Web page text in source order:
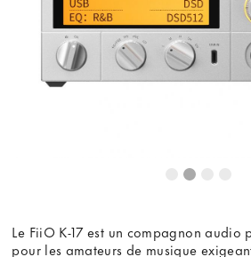
Le FiiO K-17 est un compagnon audio
pour les amateurs de musique